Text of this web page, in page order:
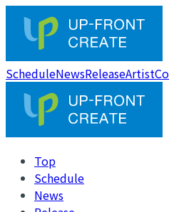
ScheduleNewsReleaseArtist
Top
Schedule
News